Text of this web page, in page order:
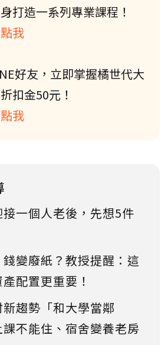
打造一系列專業課程！
我
好友，立即掌握橘世代大
扣金50元！
我
一個人老後，先想5件
變廢紙？教授提醒：這
配置更重要！
趨勢「和大學當鄰
不能住、宿舍變養老房